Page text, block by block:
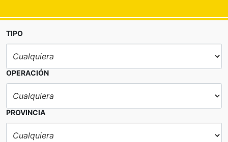
TIPO
OPERACIÓN
PROVINCIA